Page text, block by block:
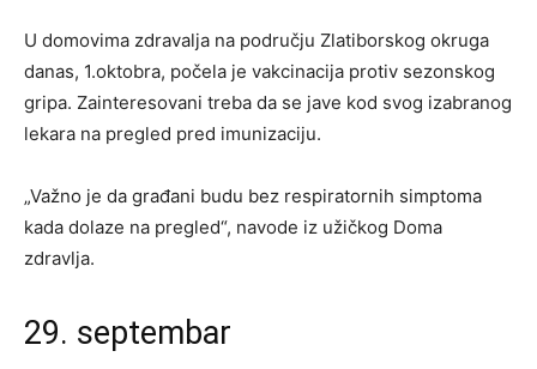
U domovima zdravalja na području Zlatiborskog okruga
danas, 1.oktobra, počela je vakcinacija protiv sezonskog
gripa. Zainteresovani treba da se jave kod svog izabranog
lekara na pregled pred imunizaciju.
„Važno je da građani budu bez respiratornih simptoma
kada dolaze na pregled“, navode iz užičkog Doma
zdravlja.
29. septembar